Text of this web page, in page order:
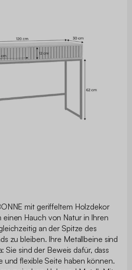
mit geriffeltem Holzdekor
Hauch von Natur in Ihren
an der Spitze des
zu bleiben. Ihre Metallbeine sind
Sie sind der Beweis dafür, dass
und flexible Seite haben können.